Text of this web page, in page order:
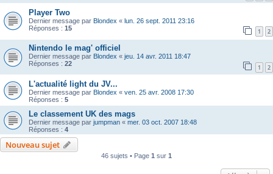
Player Two
Dernier message par Blondex « lun. 26 sept. 2011 23:16
Réponses : 15 1 2
Nintendo le mag' officiel
Dernier message par Blondex « jeu. 14 avr. 2011 18:47
Réponses : 22 1 2
L'actualité light du JV...
Dernier message par Blondex « ven. 25 avr. 2008 17:30
Réponses : 5
Le classement UK des mags
Dernier message par jumpman « mer. 03 oct. 2007 18:48
Réponses : 4
Nouveau sujet
46 sujets • Page 1 sur 1